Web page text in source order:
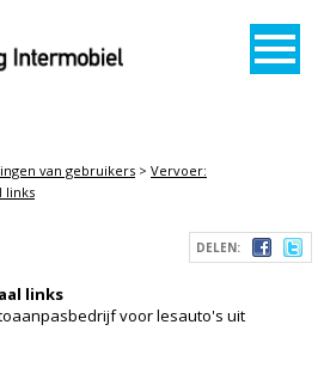
van gebruikers > Vervoer:
links
DELEN:
links
voor lesauto's uit